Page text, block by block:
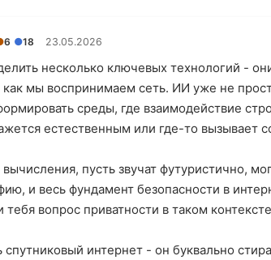
6 ●18 23.05.2026
несколько ключевых технологий -
мы воспринимаем сеть. ИИ уже не
среды, где взаимодействие
естественным или где-то вызывает
пусть звучат футуристично,
и весь фундамент безопасности в
тебя вопрос приватности в таком
интернет - он буквально